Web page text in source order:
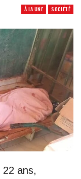
À LA UNE SOCIÉTÉ
ans,